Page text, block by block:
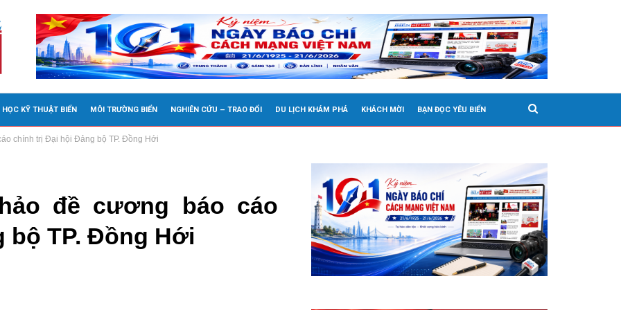
HỌC KỸ THUẬT BIỂN MÔI TRƯỜNG BIỂN NGHIÊN CỨU – TRAO ĐỔI DU LỊCH KHÁM PHÁ KHÁCH MỜI BẠN ĐỌC YÊU BIỂN
chính trị Đại hội Đảng bộ TP. Đồng Hới
đề cương báo cáo
TP. Đồng Hới